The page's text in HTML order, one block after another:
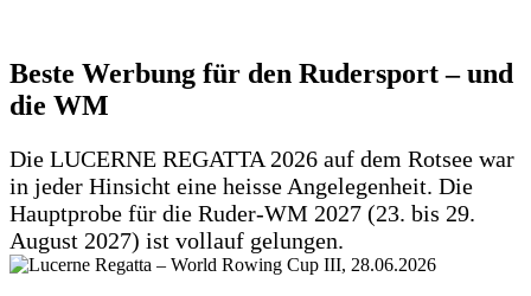
Beste Werbung für den Rudersport – und
die WM
Die LUCERNE REGATTA 2026 auf dem Rotsee war
in jeder Hinsicht eine heisse Angelegenheit. Die
Hauptprobe für die Ruder-WM 2027 (23. bis 29.
August 2027) ist vollauf gelungen.